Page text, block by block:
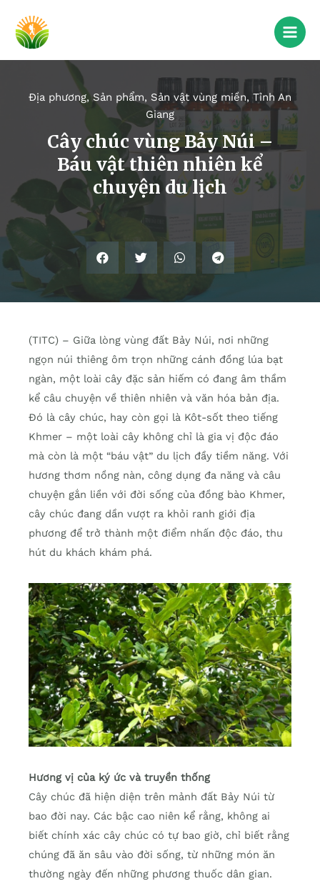
Địa phương,Sản phẩm, Sản vật vùng miền,Tỉnh An
Giang
Cây chúc vùng Bảy Núi –
Báu vật thiên nhiên kể
chuyện du lịch
(TITC) – Giữa lòng vùng đất Bảy Núi, nơi những
ngọn núi thiêng ôm trọn những cánh đồng lúa bạt
ngàn, một loài cây đặc sản hiếm có đang âm thầm
kể câu chuyện về thiên nhiên và văn hóa bản địa.
Đó là cây chúc, hay còn gọi là Kôt-sốt theo tiếng
Khmer – một loài cây không chỉ là gia vị độc đáo
mà còn là một “báu vật” du lịch đầy tiềm năng. Với
hương thơm nồng nàn, công dụng đa năng và câu
chuyện gắn liền với đời sống của đồng bào Khmer,
cây chúc đang dần vượt ra khỏi ranh giới địa
phương để trở thành một điểm nhấn độc đáo, thu
hút du khách khám phá.
Hương vị của ký ức và truyền thống
Cây chúc đã hiện diện trên mảnh đất Bảy Núi từ
bao đời nay. Các bậc cao niên kể rằng, không ai
biết chính xác cây chúc có tự bao giờ, chỉ biết rằng
chúng đã ăn sâu vào đời sống, từ những món ăn
thường ngày đến những phương thuốc dân gian.